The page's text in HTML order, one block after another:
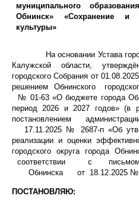
муниципального
Обнинск» «Сохранение и
культуры»
На основании Устава
Калужской области,
городского Собрания от
решением Обнинского
№ 01-63 «О бюджете города
период 2026 и 2027 годов» (в
постановлением
17.11.2025 № 2687-п «Об
реализации и оценки
городского округа города
соответствии с
Обнинска от 18.12.2025 № 7-
ПОСТАНОВЛЯЮ: